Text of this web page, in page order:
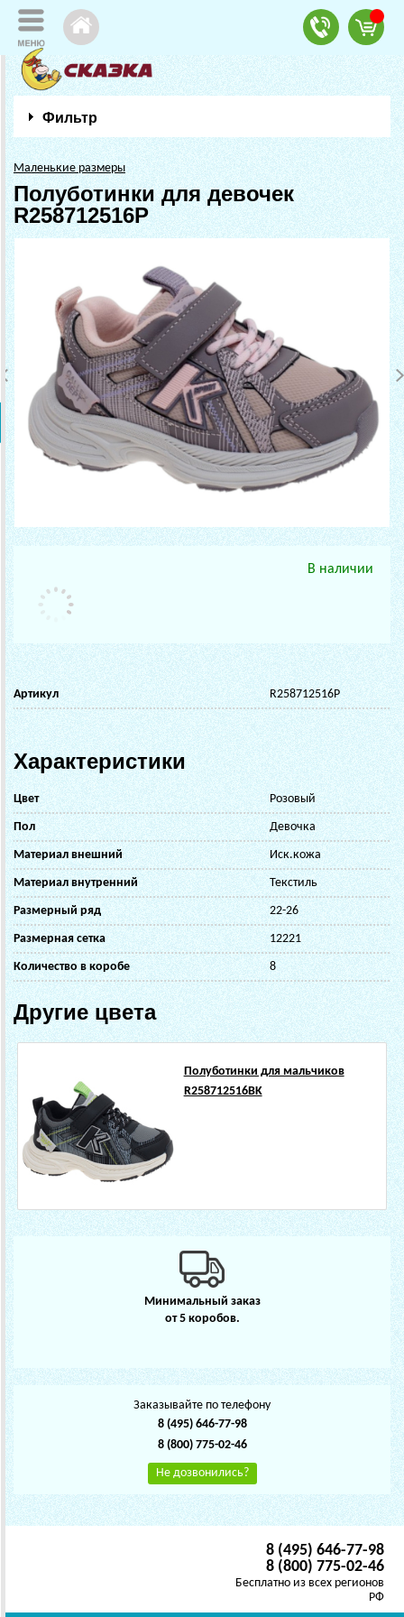
Фильтр
Маленькие размеры
Полуботинки для девочек
R258712516P
В наличии
Артикул R258712516P
Характеристики
Цвет Розовый
Пол Девочка
Материал внешний Иск.кожа
Материал внутренний Текстиль
Размерный ряд 22-26
Размерная сетка 12221
Количество в коробе 8
Другие цвета
Полуботинки для мальчиков
R258712516BK
Минимальный заказ
от 5 коробов.
Заказывайте по телефону
8 (495) 646-77-98
8 (800) 775-02-46
Не дозвонились?
8 (495) 646-77-98
8 (800) 775-02-46
Бесплатно из всех регионов
РФ